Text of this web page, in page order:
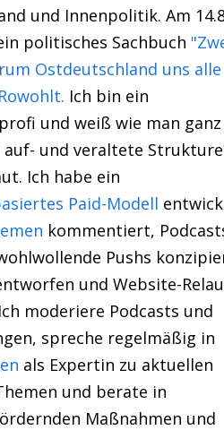
und Innenpolitik. Am
politisches Sachbuch
Ostdeutschland uns alle
Ich bin ein
und weiß wie man
auf- und veraltete
Ich habe ein
Paid-Modell
kommentiert,
Pushs
und Website-
moderiere Podcasts und
spreche regelmäßig in
als Expertin zu aktuellen
und berate in
Maßnahmen und